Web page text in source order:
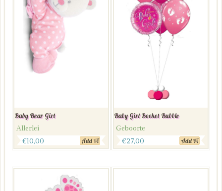
Baby Bear Girl
Allerlei
€10,00 Add
Baby Girl Boeket Bubble
Geboorte
€27,00 Add